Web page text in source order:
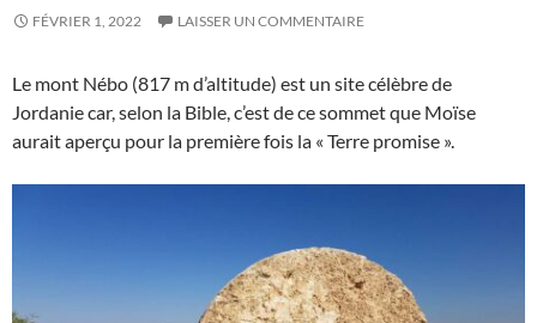
FÉVRIER 1, 2022 LAISSER UN COMMENTAIRE
Le mont Nébo (817 m d’altitude) est un site célèbre de
Jordanie car, selon la Bible, c’est de ce sommet que Moïse
aurait aperçu pour la première fois la « Terre promise ».